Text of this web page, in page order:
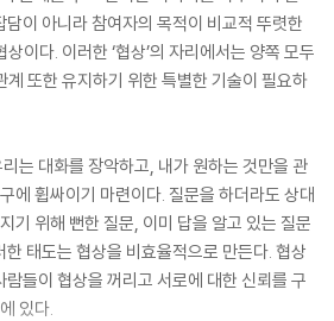
이 아니라 참여자의 목적이 비교적 뚜렷한
이다. 이러한 ‘협상’의 자리에서는 양쪽 모두
계 또한 유지하기 위한 특별한 기술이 필요하
는 대화를 장악하고, 내가 원하는 것만을 관
에 휩싸이기 마련이다. 질문을 하더라도 상대
기 위해 뻔한 질문, 이미 답을 알고 있는 질문
태도는 협상을 비효율적으로 만든다. 협상
들이 협상을 꺼리고 서로에 대한 신뢰를 구
있다.